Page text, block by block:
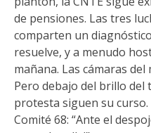
de pensiones. Las tres
comparten un
resuelve, y a menudo
mañana. Las cámaras
Pero debajo del brillo del
protesta siguen su curso.
Comité 68: “Ante el